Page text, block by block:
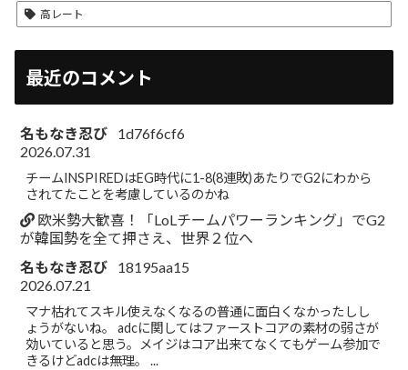
高レート
最近のコメント
名もなき忍び
1d76f6cf6
2026.07.31
チームINSPIREDはEG時代に1-8(8連敗)あたりでG2にわから
されてたことを考慮しているのかね
欧米勢大歓喜！「LoLチームパワーランキング」でG2
が韓国勢を全て押さえ、世界２位へ
名もなき忍び
18195aa15
2026.07.21
マナ枯れてスキル使えなくなるの普通に面白くなかったしし
ょうがないね。 adcに関してはファーストコアの素材の弱さが
効いていると思う。メイジはコア出来てなくてもゲーム参加で
きるけどadcは無理。 ...